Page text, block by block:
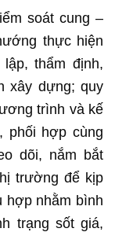
soát cung –
thực hiện
thẩm định,
xây dựng; quy
trình và kế
phối hợp cùng
dõi, nắm bắt
trường để kịp
hợp nhằm bình
trạng sốt giá,